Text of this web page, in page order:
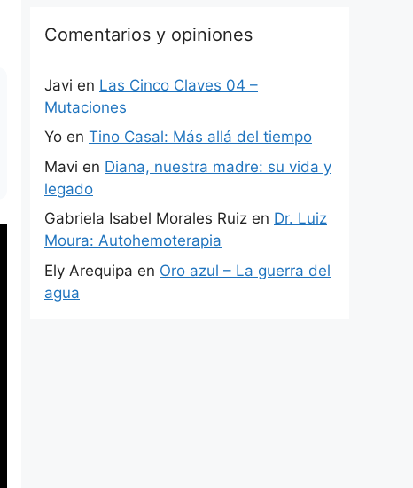
Comentarios y opiniones
Javi en Las Cinco Claves 04 –
Mutaciones
Yo en Tino Casal: Más allá del tiempo
Mavi en Diana, nuestra madre: su vida y
legado
Gabriela Isabel Morales Ruiz en Dr. Luiz
Moura: Autohemoterapia
Ely Arequipa en Oro azul – La guerra del
agua